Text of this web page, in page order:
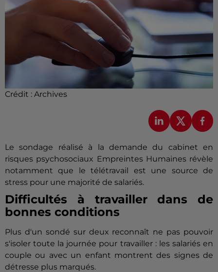
Crédit : Archives
Le sondage réalisé à la demande du cabinet en
risques psychosociaux Empreintes Humaines révèle
notamment que le télétravail est une source de
stress pour une majorité de salariés.
Difficultés à travailler dans de
bonnes conditions
Plus d'un sondé sur deux reconnaît ne pas pouvoir
s'isoler toute la journée pour travailler : les salariés en
couple ou avec un enfant montrent des signes de
détresse plus marqués.